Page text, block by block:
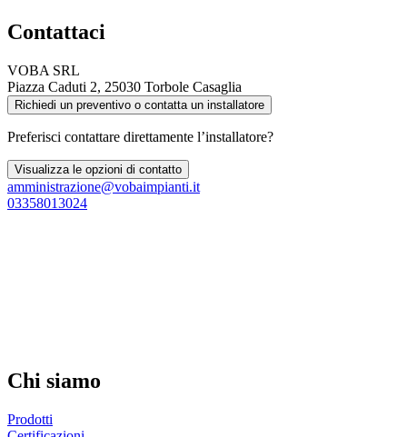
Contattaci
VOBA SRL
Piazza Caduti 2, 25030 Torbole Casaglia
Richiedi un preventivo o contatta un installatore
Preferisci contattare direttamente l’installatore?
Visualizza le opzioni di contatto
amministrazione@vobaimpianti.it
03358013024
Chi siamo
Prodotti